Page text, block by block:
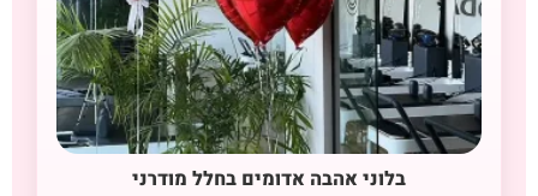
בלוני אהבה אדומים בחלל מודרני